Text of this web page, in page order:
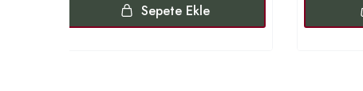
Sepete Ekle